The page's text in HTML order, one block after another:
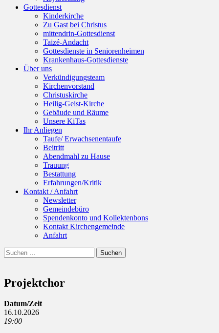
Gottesdienst
Kinderkirche
Zu Gast bei Christus
mittendrin-Gottesdienst
Taizé-Andacht
Gottesdienste in Seniorenheimen
Krankenhaus-Gottesdienste
Über uns
Verkündigungsteam
Kirchenvorstand
Christuskirche
Heilig-Geist-Kirche
Gebäude und Räume
Unsere KiTas
Ihr Anliegen
Taufe/ Erwachsenentaufe
Beitritt
Abendmahl zu Hause
Trauung
Bestattung
Erfahrungen/Kritik
Kontakt / Anfahrt
Newsletter
Gemeindebüro
Spendenkonto und Kollektenbons
Kontakt Kirchengemeinde
Anfahrt
Suchen
Suchen
nach:
Projektchor
Datum/Zeit
16.10.2026
19:00